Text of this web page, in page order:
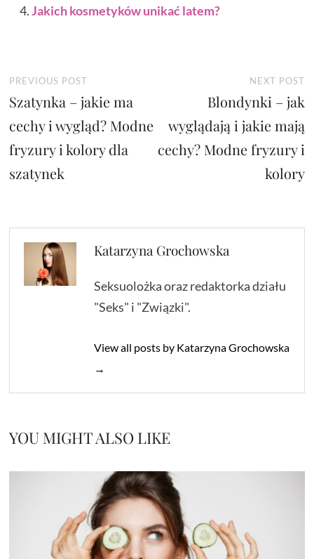
Jakich kosmetyków unikać latem?
Nawigacja
wpisu
PREVIOUS POST
post:
Szatynka – jakie ma
cechy i wygląd? Modne
fryzury i kolory dla
szatynek
NEXT POST
Blondynki – jak
wyglądają i jakie mają
cechy? Modne fryzury i
kolory
Katarzyna Grochowska
Seksuolożka oraz redaktorka działu
"Seks" i "Związki".
View all posts by Katarzyna Grochowska
→
YOU MIGHT ALSO LIKE